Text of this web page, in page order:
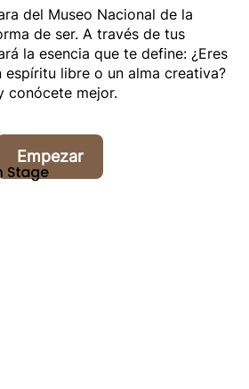
del Museo Nacional de la
de ser. A través de tus
la esencia que te define: ¿Eres
espíritu libre o un alma creativa?
conócete mejor.
Empezar